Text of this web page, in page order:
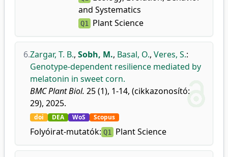
and Systematics
Q1 Plant Science
6.Zargar, T. B., Sobh, M., Basal, O., Veres, S.:
Genotype-dependent resilience mediated by
melatonin in sweet corn.
BMC Plant Biol. 25 (1), 1-14, (cikkazonosító:
29), 2025.
doi DEA WoS Scopus
Folyóirat-mutatók: Q1 Plant Science